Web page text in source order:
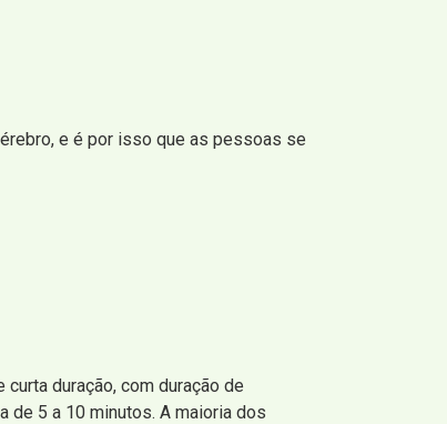
e é por isso que as pessoas se
duração, com duração de
de 5 a 10 minutos. A maioria dos